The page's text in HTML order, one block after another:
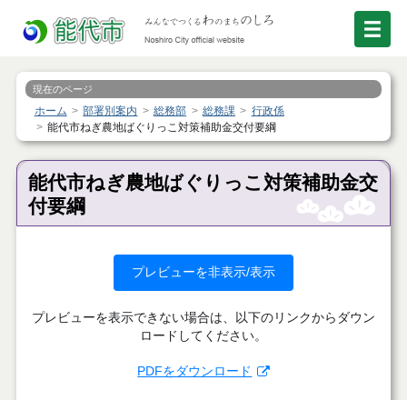
現在のページ
ホーム 部署別案内 総務部 総務課
行政係
能代市ねぎ農地ばぐりっこ対策補助金交付要綱
能代市ねぎ農地ばぐりっこ対策補助金交
付要綱
プレビューを非表示/表示
プレビューを表示できない場合は、以下のリンクからダウン
ロードしてください。
PDFをダウンロード